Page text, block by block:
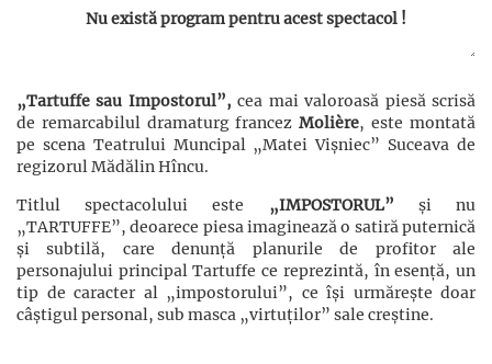
Nu există program pentru acest spectacol !
„Tartuffe sau Impostorul”, cea mai valoroasă piesă scrisă
de remarcabilul dramaturg francezMolière, este montată
pe scena Teatrului Muncipal „Matei Vișniec” Suceava de
regizorul Mădălin Hîncu.
Titlul spectacolului este „IMPOSTORUL” și nu
„TARTUFFE”, deoarece piesa imaginează o satiră puternică
și subtilă, care denunță planurile de profitor ale
personajului principal Tartuffe ce reprezintă, în esență, un
tip de caracter al „impostorului”, ce își urmărește doar
câștigul personal, sub masca „virtuților” sale creștine.